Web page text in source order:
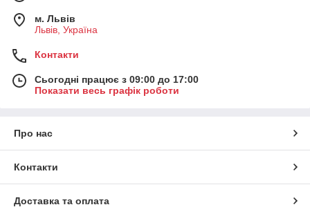
м. Львів
Львів, Україна
Контакти
Сьогодні працює з 09:00 до 17:00
Показати весь графік роботи
Про нас
Контакти
Доставка та оплата